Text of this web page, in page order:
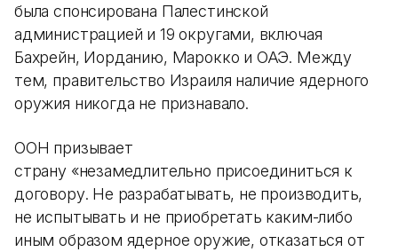
была спонсирована Палестинской
администрацией и 19 округами, включая
Бахрейн, Иорданию, Марокко и ОАЭ. Между
тем, правительство Израиля наличие ядерного
оружия никогда не признавало.
ООН призывает
страну «незамедлительно присоединиться к
договору. Не разрабатывать, не производить,
не испытывать и не приобретать каким-либо
иным образом ядерное оружие, отказаться от